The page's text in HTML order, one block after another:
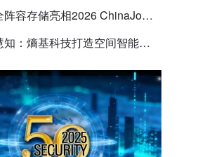
与探讨
阵容存储亮相2026 ChinaJo
量数据底座赋能“与AI同游”新
知：熵基科技打造空间智能时
知中枢